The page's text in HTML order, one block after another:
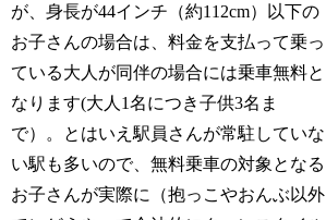
が、身長が44インチ（約112cm）以下の
お子さんの場合は、料金を支払って乗っ
ている大人が同伴の場合には乗車無料と
なります(大人1名につき子供3名ま
で）。とはいえ駅員さんが常駐していな
い駅も多いので、無料乗車の対象となる
お子さんが実際に（抱っこやおんぶ以外